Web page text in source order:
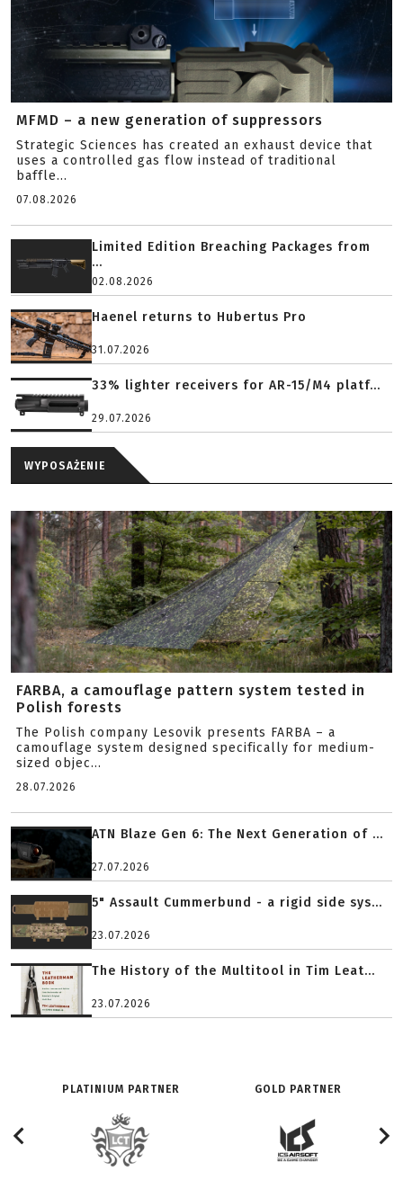
MFMD – a new generation of suppressors
Strategic Sciences has created an exhaust device that
uses a controlled gas flow instead of traditional
baffle...
07.08.2026
Limited Edition Breaching Packages from
...
02.08.2026
Haenel returns to Hubertus Pro
31.07.2026
33% lighter receivers for AR-15/M4 platf...
29.07.2026
WYPOSAŻENIE
FARBA, a camouflage pattern system tested in
Polish forests
The Polish company Lesovik presents FARBA – a
camouflage system designed specifically for medium-
sized objec...
28.07.2026
ATN Blaze Gen 6: The Next Generation of ...
27.07.2026
5" Assault Cummerbund - a rigid side sys...
23.07.2026
The History of the Multitool in Tim Leat...
23.07.2026
PLATINIUM PARTNER GOLD PARTNER